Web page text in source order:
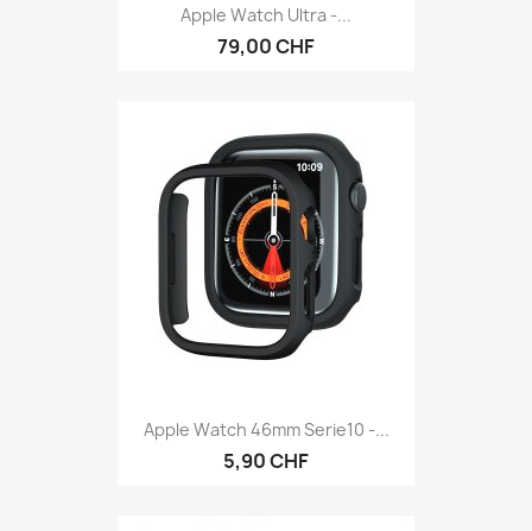
Apple Watch Ultra -...
79,00 CHF
Apple Watch 46mm Serie10 -...
5,90 CHF